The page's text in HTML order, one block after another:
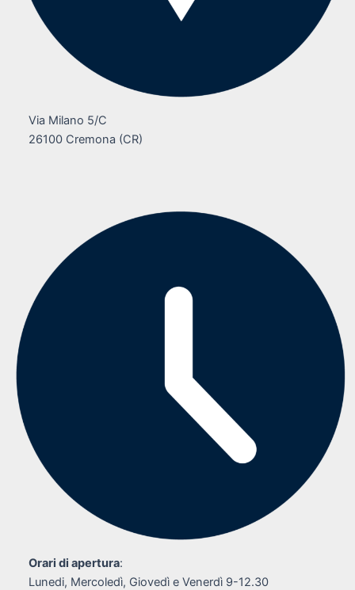
Via Milano 5/C
26100 Cremona (CR)
Orari di apertura:
Lunedi, Mercoledì, Giovedì e Venerdì 9-12.30